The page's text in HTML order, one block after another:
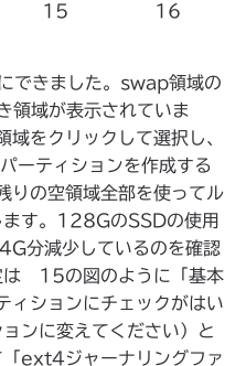
15 16
できました。swap領域の
領域が表示されていま
をクリックして選択し、
ーティションを作成する
りの空領域全部を使ってル
ます。128GのSSDの使用
分減少しているのを確認
は 15の図のように「基本
ィションにチェックがはい
ンに変えてください）と
「ext4ジャーナリングファ